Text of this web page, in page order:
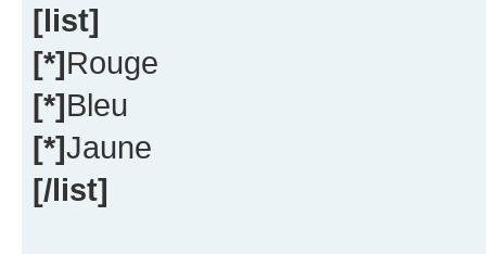
[list]
[*]Rouge
[*]Bleu
[*]Jaune
[/list]